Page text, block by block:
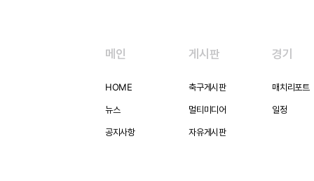
메인
HOME
뉴스
공지사항
게시판
축구게시판
멀티미디어
자유게시판
경기
매치리포트
일정